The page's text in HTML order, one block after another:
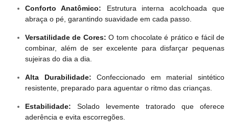
Conforto Anatômico: Estrutura interna acolchoada que
abraça o pé, garantindo suavidade em cada passo.
Versatilidade de Cores: O tom chocolate é prático e fácil de
combinar, além de ser excelente para disfarçar pequenas
sujeiras do dia a dia.
Alta Durabilidade: Confeccionado em material sintético
resistente, preparado para aguentar o ritmo das crianças.
Estabilidade: Solado levemente tratorado que oferece
aderência e evita escorregões.